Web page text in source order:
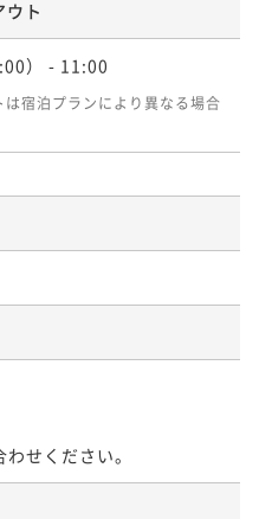
る宮古島リゾートステ
ト即利用で最大7％OFF
自由を愉しむ3-5連泊の
¥ 114,464 ~
ト
） - 11:00
宿泊プランにより異なる場合
せください。